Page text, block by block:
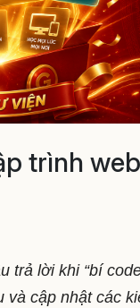
trình
trả lời khi “bí
cập nhật các